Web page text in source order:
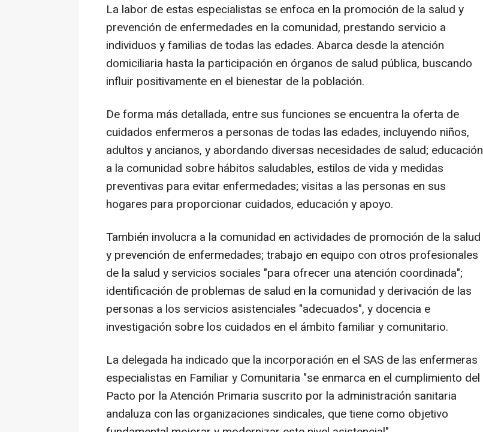
La labor de estas especialistas se enfoca en la promoción de la salud y
prevención de enfermedades en la comunidad, prestando servicio a
individuos y familias de todas las edades. Abarca desde la atención
domiciliaria hasta la participación en órganos de salud pública, buscando
influir positivamente en el bienestar de la población.
De forma más detallada, entre sus funciones se encuentra la oferta de
cuidados enfermeros a personas de todas las edades, incluyendo niños,
adultos y ancianos, y abordando diversas necesidades de salud; educación
a la comunidad sobre hábitos saludables, estilos de vida y medidas
preventivas para evitar enfermedades; visitas a las personas en sus
hogares para proporcionar cuidados, educación y apoyo.
También involucra a la comunidad en actividades de promoción de la salud
y prevención de enfermedades; trabajo en equipo con otros profesionales
de la salud y servicios sociales "para ofrecer una atención coordinada";
identificación de problemas de salud en la comunidad y derivación de las
personas a los servicios asistenciales "adecuados", y docencia e
investigación sobre los cuidados en el ámbito familiar y comunitario.
La delegada ha indicado que la incorporación en el SAS de las enfermeras
especialistas en Familiar y Comunitaria "se enmarca en el cumplimiento del
Pacto por la Atención Primaria suscrito por la administración sanitaria
andaluza con las organizaciones sindicales, que tiene como objetivo